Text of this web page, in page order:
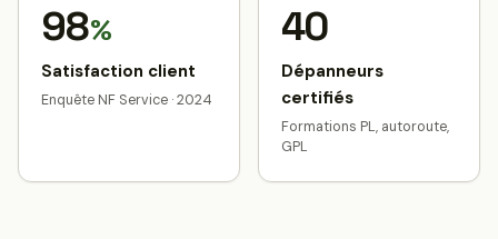
98%
Satisfaction client
Enquête NF Service · 2024
40
Dépanneurs
certifiés
Formations PL, autoroute,
GPL